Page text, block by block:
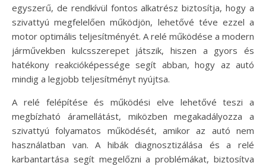
egyszerű, de rendkívül fontos alkatrész biztosítja, hogy a
szivattyú megfelelően működjön, lehetővé téve ezzel a
motor optimális teljesítményét. A relé működése a modern
járművekben kulcsszerepet játszik, hiszen a gyors és
hatékony reakcióképessége segít abban, hogy az autó
mindig a legjobb teljesítményt nyújtsa.
A relé felépítése és működési elve lehetővé teszi a
megbízható áramellátást, miközben megakadályozza a
szivattyú folyamatos működését, amikor az autó nem
használatban van. A hibák diagnosztizálása és a relé
karbantartása segít megelőzni a problémákat, biztosítva